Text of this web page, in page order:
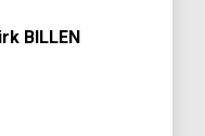
BILLEN